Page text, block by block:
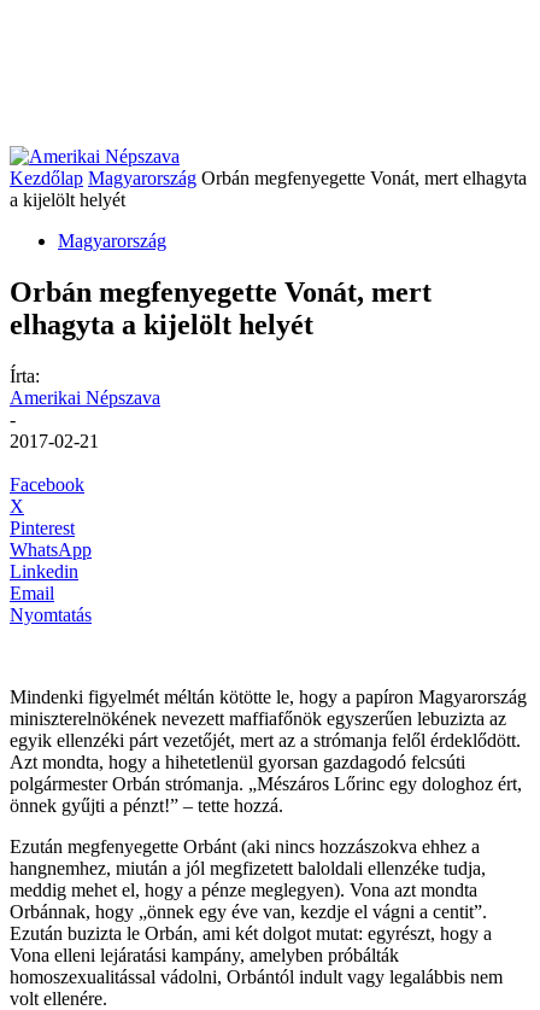
Kezdőlap Magyarország Orbán megfenyegette Vonát, mert elhagyta
a kijelölt helyét
Magyarország
Orbán megfenyegette Vonát, mert
elhagyta a kijelölt helyét
Írta:
Amerikai Népszava
-
2017-02-21
Facebook
X
Pinterest
WhatsApp
Linkedin
Email
Nyomtatás
Mindenki figyelmét méltán kötötte le, hogy a papíron Magyarország
miniszterelnökének nevezett maffiafőnök egyszerűen lebuzizta az
egyik ellenzéki párt vezetőjét, mert az a strómanja felől érdeklődött.
Azt mondta, hogy a hihetetlenül gyorsan gazdagodó felcsúti
polgármester Orbán strómanja. „Mészáros Lőrinc egy dologhoz ért,
önnek gyűjti a pénzt!” – tette hozzá.
Ezután megfenyegette Orbánt (aki nincs hozzászokva ehhez a
hangnemhez, miután a jól megfizetett baloldali ellenzéke tudja,
meddig mehet el, hogy a pénze meglegyen). Vona azt mondta
Orbánnak, hogy „önnek egy éve van, kezdje el vágni a centit”.
Ezután buzizta le Orbán, ami két dolgot mutat: egyrészt, hogy a
Vona elleni lejáratási kampány, amelyben próbálták
homoszexualitással vádolni, Orbántól indult vagy legalábbis nem
volt ellenére.